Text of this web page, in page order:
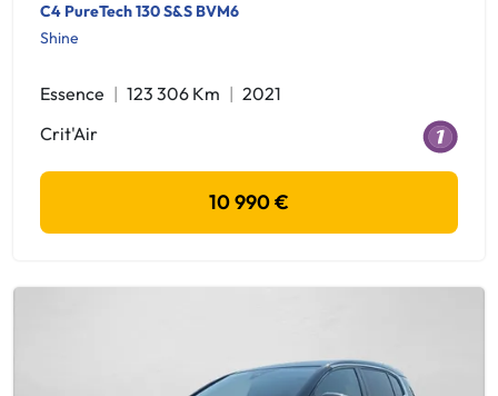
C4 PureTech 130 S&S BVM6
Shine
Essence 123 306 Km
2021
Crit'Air
10 990 €